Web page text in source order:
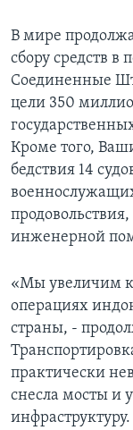
В мире
сбору средств
Соединенные
цели 350
Кроме того,
бедствия 14
инженерной
«Мы увеличим
операциях
страны, -
практически
снесла мосты и